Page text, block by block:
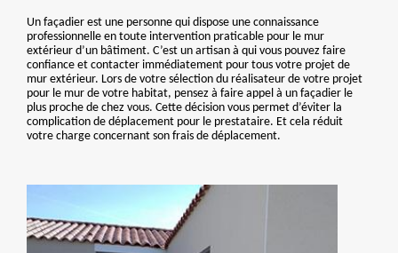
Un façadier est une personne qui dispose une connaissance
professionnelle en toute intervention praticable pour le mur
extérieur d’un bâtiment. C’est un artisan à qui vous pouvez faire
confiance et contacter immédiatement pour tous votre projet de
mur extérieur. Lors de votre sélection du réalisateur de votre projet
pour le mur de votre habitat, pensez à faire appel à un façadier le
plus proche de chez vous. Cette décision vous permet d’éviter la
complication de déplacement pour le prestataire. Et cela réduit
votre charge concernant son frais de déplacement.